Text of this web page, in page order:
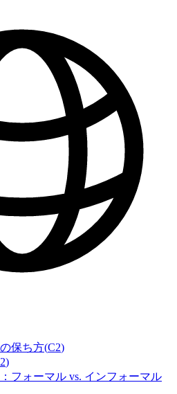
保ち方(C2)
)
フォーマル vs. インフォーマル